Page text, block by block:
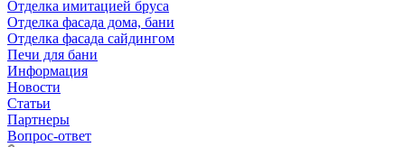
Отделка имитацией бруса
Отделка фасада дома, бани
Отделка фасада сайдингом
Печи для бани
Информация
Новости
Статьи
Партнеры
Вопрос-ответ